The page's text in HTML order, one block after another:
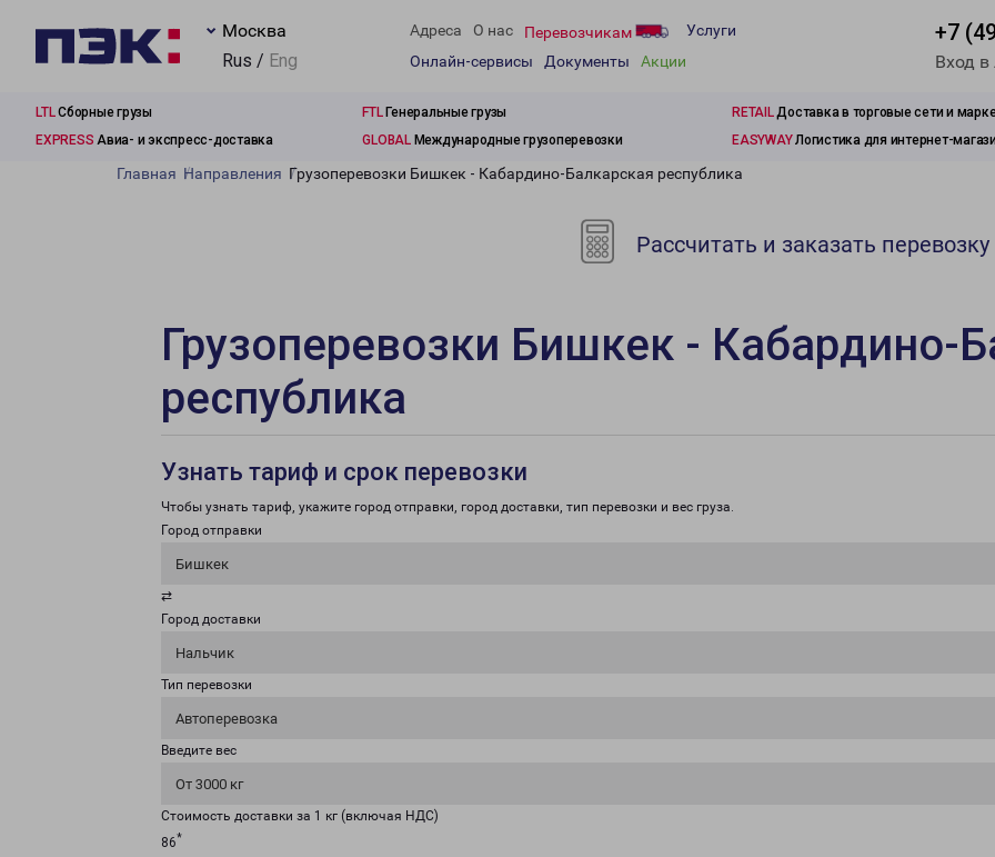
Москва
Rus / Eng
Адреса О нас Перевозчикам
Услуги
Онлайн-сервисы
Документы Акции
+7
Вход
LTLСборные грузы FTLГенеральные грузы RETAILДоставка в торговые сети и
EXPRESS Авиа- и экспресс-доставка GLOBALМеждународные грузоперевозки EASYWAYЛогистика для интернет-
Главная Направления Грузоперевозки Бишкек - Кабардино-Балкарская республика
Рассчитать и заказать перевозку
Грузоперевозки Бишкек - Кабардино-
республика
Узнать тариф и срок перевозки
Чтобы узнать тариф, укажите город отправки, город доставки, тип перевозки и вес груза.
Город отправки
Бишкек
⇄
Город доставки
Нальчик
Тип перевозки
Автоперевозка
Введите вес
От 3000 кг
Стоимость доставки за 1 кг (включая НДС)
86*